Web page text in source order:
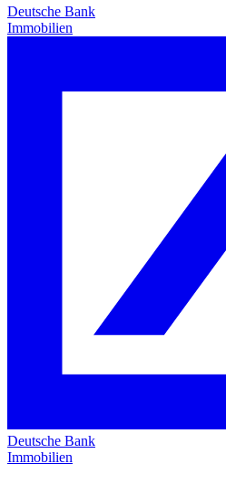
Deutsche Bank
Immobilien
Deutsche Bank
Immobilien